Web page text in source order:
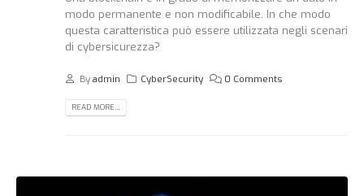
modo permanente e non modificabile. In che modo
questa caratteristica può essere utilizzata negli scenari
di cybersicurezza?
Byadmin CyberSecurity 0 Comments
READ MORE...